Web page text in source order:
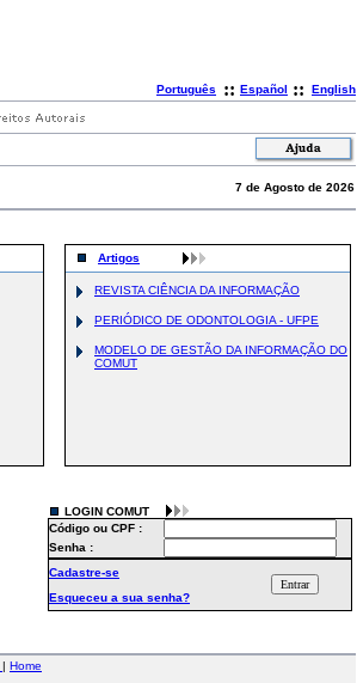
Português :: Español :: English
7 de Agosto de 2026
Artigos
REVISTA CIÊNCIA DA INFORMAÇÃO
PERIÓDICO DE ODONTOLOGIA - UFPE
MODELO DE GESTÃO DA INFORMAÇÃO DO
COMUT
LOGIN COMUT
Código ou CPF :
Senha :
Cadastre-se
Esqueceu a sua senha?
| Home